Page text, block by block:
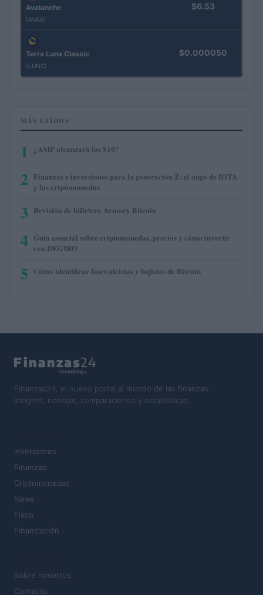
Avalanche
(AVAX)
$6.53
Terra Luna Classic
(LUNC)
$0.000050
MÁS LEÍDOS
1 ¿AMP alcanzará los $10?
2 Finanzas e inversiones para la generación Z: el auge de IOTA
y las criptomonedas
3 Revisión de billetera Armory Bitcoin
4 Guía esencial sobre criptomonedas, precios y cómo invertir
con DEGIRO
5 Cómo identificar fases alcistas y bajistas de Bitcoin
Finanzas24, el nuevo portal al mundo de las finanzas.
Insights, noticias, comparaciones y estadísticas.
Inversiones
Finanzas
Criptomonedas
News
Fisco
Financiación
Sobre nosotros
Contacto